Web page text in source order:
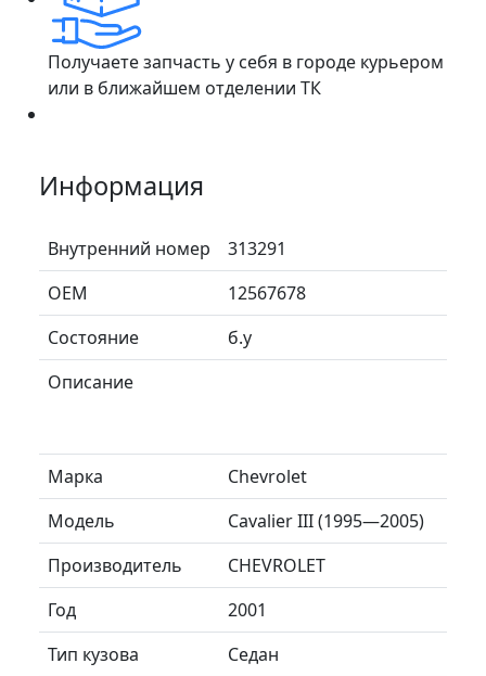
Получаете запчасть у себя в городе курьером
или в ближайшем отделении ТК
Информация
Внутренний номер
313291
ОЕМ
12567678
Состояние
б.у
Описание
Марка
Chevrolet
Модель
Cavalier III (1995—2005)
Производитель
CHEVROLET
Год
2001
Тип кузова
Седан